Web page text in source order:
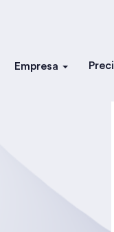
Empresa